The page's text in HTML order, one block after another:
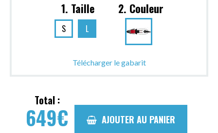
1. Taille
S L
2. Couleur
Télécharger le gabarit
Total :
649€ AJOUTER AU PANIER